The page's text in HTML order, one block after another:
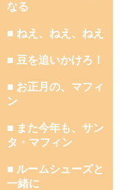
なる
■ ねえ、ねえ、ねえ
■ 豆を追いかけろ！
■ お正月の、マフィ
ン
■ また今年も、サン
タ・マフィン
■ ルームシューズと
一緒に